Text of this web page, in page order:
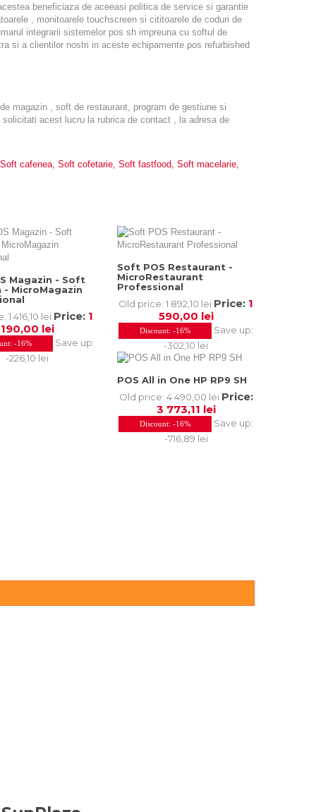
beneficiaza de aceeasi politica de service si garantie
, monitoarele touchscreen si cititoarele de coduri de
integrarii sistemelor pos sh impreuna cu softul de
si a clientilor nostri in aceste echipamente pos refurbished
magazin , soft de restaurant, program de gestiune si
acest lucru la rubrica de contact , la adresa de
Soft cafenea Soft cofetarie Soft fastfood Soft macelarie
Magazin - Soft
- MicroMagazin
1 416,10 lei Price: 1
190,00 lei
-16%
Save up:
-226,10 lei
Soft POS Restaurant -
MicroRestaurant
Professional
Old price: 1 892,10 lei Price: 1
590,00 lei
Discount: -16%
Save up:
-302,10 lei
POS All in One HP RP9 SH
Old price: 4 490,00 lei Price:
3 773,11 lei
Discount: -16%
Save up:
-716,89 lei